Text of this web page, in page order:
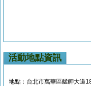
活動地點資訊
地點：台北市萬華區艋舺大道